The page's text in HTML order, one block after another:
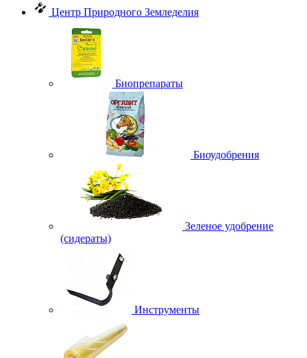
Центр Природного Земледелия
Биопрепараты
Биоудобрения
Зеленое удобрение
(сидераты)
Инструменты